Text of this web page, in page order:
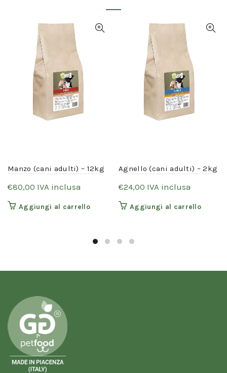
Manzo (cani adulti) – 12kg
€80,00 IVA inclusa
Aggiungi al carrello
Agnello (cani adulti) – 2kg
€24,00 IVA inclusa
Aggiungi al carrello